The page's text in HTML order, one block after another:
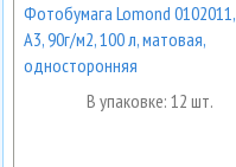
Фотобумага Lomond 0102011,
А3, 90г/м2, 100 л, матовая,
односторонняя
В упаковке: 12 шт.